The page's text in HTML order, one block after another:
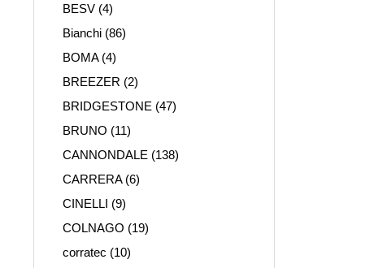
BESV (4)
Bianchi (86)
BOMA(4)
BREEZER (2)
BRIDGESTONE (47)
BRUNO (11)
CANNONDALE (138)
CARRERA(6)
CINELLI (9)
COLNAGO (19)
corratec (10)